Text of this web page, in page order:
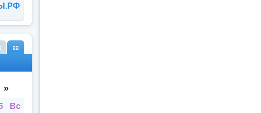
кал
аря
»
Вс